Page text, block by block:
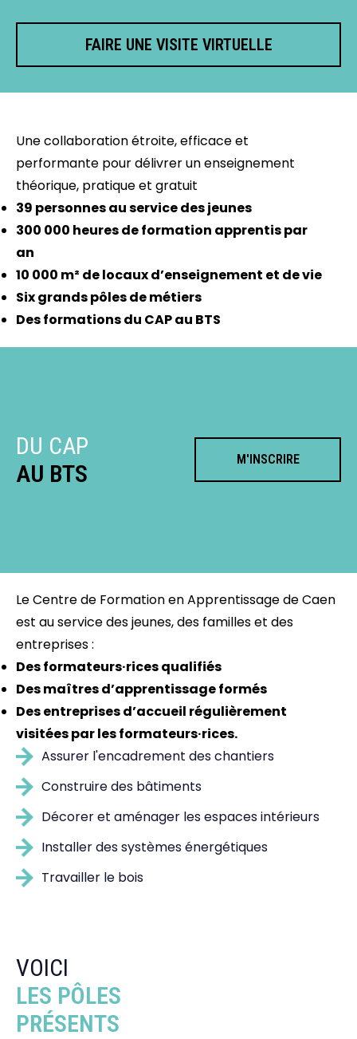
FAIRE UNE VISITE VIRTUELLE
Une collaboration étroite, efficace et
performante pour délivrer un enseignement
théorique, pratique et gratuit
39 personnes au service des jeunes
300 000 heures de formation apprentis par
an
10 000 m² de locaux d’enseignement et de vie
Six grands pôles de métiers
Des formations du CAP au BTS
DU CAP
AU BTS
M'INSCRIRE
Le Centre de Formation en Apprentissage de Caen
est au service des jeunes, des familles et des
entreprises :
Des formateurs·rices qualifiés
Des maîtres d’apprentissage formés
Des entreprises d’accueil régulièrement
visitées par les formateurs·rices.
Assurer l'encadrement des chantiers
Construire des bâtiments
Décorer et aménager les espaces intérieurs
Installer des systèmes énergétiques
Travailler le bois
VOICI
LES PÔLES
PRÉSENTS